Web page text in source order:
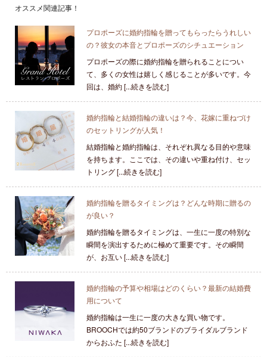
オススメ関連記事！
プロポーズに婚約指輪を贈ってもらったらうれしい
の？彼女の本音とプロポーズのシチュエーション
プロポーズの際に婚約指輪を贈られることについ
て、多くの女性は嬉しく感じることが多いです。今
回は、婚約 [...続きを読む]
婚約指輪と結婚指輪の違いは？今、花嫁に重ねづけ
のセットリングが人気！
結婚指輪と婚約指輪は、それぞれ異なる目的や意味
を持ちます。ここでは、その違いや重ね付け、セッ
トリング [...続きを読む]
婚約指輪を贈るタイミングは？どんな時期に贈るの
が良い？
婚約指輪を贈るタイミングは、一生に一度の特別な
瞬間を演出するために極めて重要です。その瞬間
が、お互い [...続きを読む]
婚約指輪の予算や相場はどのくらい？最新の結婚費
用について
婚約指輪は一生に一度の大きな買い物です。
BROOCHでは約50ブランドのブライダルブランド
からおふた [...続きを読む]